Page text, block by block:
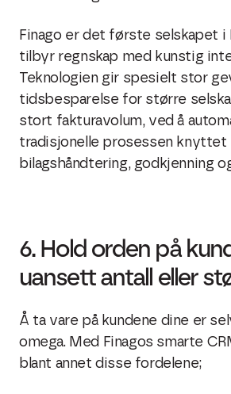
Finago er det første selskapet i
tilbyr regnskap med kunstig
Teknologien gir spesielt stor
tidsbesparelse for større
stort fakturavolum, ved å
tradisjonelle prosessen knyttet
bilagshåndtering, godkjenning
6. Hold orden på
uansett antall eller
Å ta vare på kundene dine er
omega. Med Finagos smarte
blant annet disse fordelene;